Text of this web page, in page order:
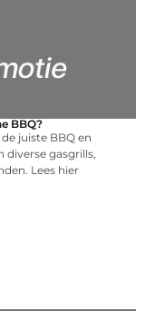
BBQ?
juiste BBQ en
diverse gasgrills,
Lees hier